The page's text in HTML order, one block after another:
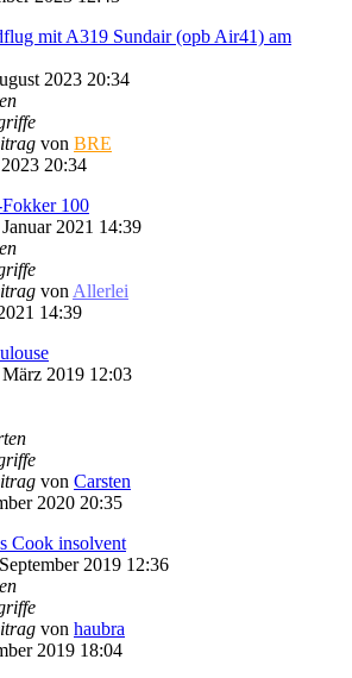
mit A319 Sundair (opb Air41) am
2023 20:34
von BRE
20:34
100
2021 14:39
von Allerlei
14:39
2019 12:03
von Carsten
2020 20:35
Cook insolvent
2019 12:36
von haubra
2019 18:04